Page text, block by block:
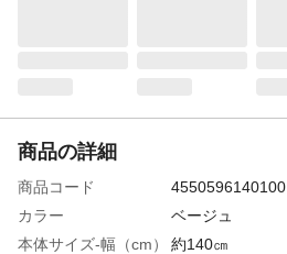
商品の詳細
商品コード
4550596140100
カラー
ベージュ
本体サイズ-幅（cm）
約140㎝